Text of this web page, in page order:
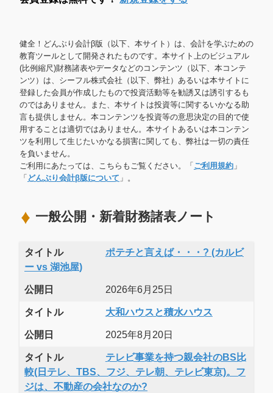
健全！どんぶり会計β版（以下、本サイト）は、会計を学ぶための
教育ツールとして開発されたものです。本サイト上のビジュアル
(比例縮尺)財務諸表やデータなどのコンテンツ（以下、本コンテ
ンツ）は、シーフル株式会社（以下、弊社）あるいは本サイトに
登録した会員が作成したもので投資活動等を勧誘又は誘引するも
のではありません。また、本サイトは投資等に関するいかなる助
言も提供しません。本コンテンツを投資等の意思決定の目的で使
用することは適切ではありません。本サイトあるいは本コンテン
ツを利用して生じたいかなる損害に関しても、弊社は一切の責任
を負いません。
ご利用にあたっては、こちらもご覧ください。「 ご利用規約 」
「 どんぶり会計β版について 」。
一般公開・新着財務諸表ノート
タイトル
ポテチと言えば・・・? (カルビ
ー vs 湖池屋)
公開日 2026年6月25日
タイトル 大和ハウスと積水ハウス
公開日 2025年8月20日
タイトル
テレビ事業を持つ親会社のBS比
較(日テレ、TBS、フジ、テレ朝、テレビ東京)。フ
ジは、不動産の会社なのか?